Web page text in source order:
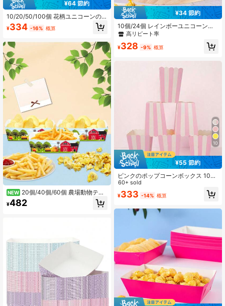
¥64 節約
10/20/50/100個 花柄ユニコーンの
角と星柄プリント 紙製ポップコーン
ボックス、映画の夜用使い捨てスナ
完全なパーティー用品
¥334 -16% 概算
NEW 20個/40個/60個 農場動物テー
マパーティー装飾 農場誕生日トレイ
動物テーマプレート スナックボウル
¥482
¥34 節約
10個/24個 レインボーユニコーン使
い捨て食品ボックス、フライドポテ
箱、誕生日やファミリーパーティー
レストラン、映画館に適しています
高リピート率
¥328 -9% 概算
10
¥55 節約
ピンクのポップコーンボックス 10
個/20個/50個セット、ピンクと白の
ストライプ柄ペーパーポップコーン
バッグ、キャンディコンテナ、プリ
ャワー、ジェンダーリベール パーテ
ィーの好意品に適しています
60+ sold
¥333 -14% 概算